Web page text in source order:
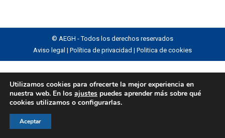
© AEGH - Todos los derechos reservados
Aviso legal | Política de privacidad | Politica de cookies
Utilizamos cookies para ofrecerte la mejor experiencia en
nuestra web. En los ajustes puedes aprender más sobre qué
cookies utilizamos o configurarlas.
Aceptar